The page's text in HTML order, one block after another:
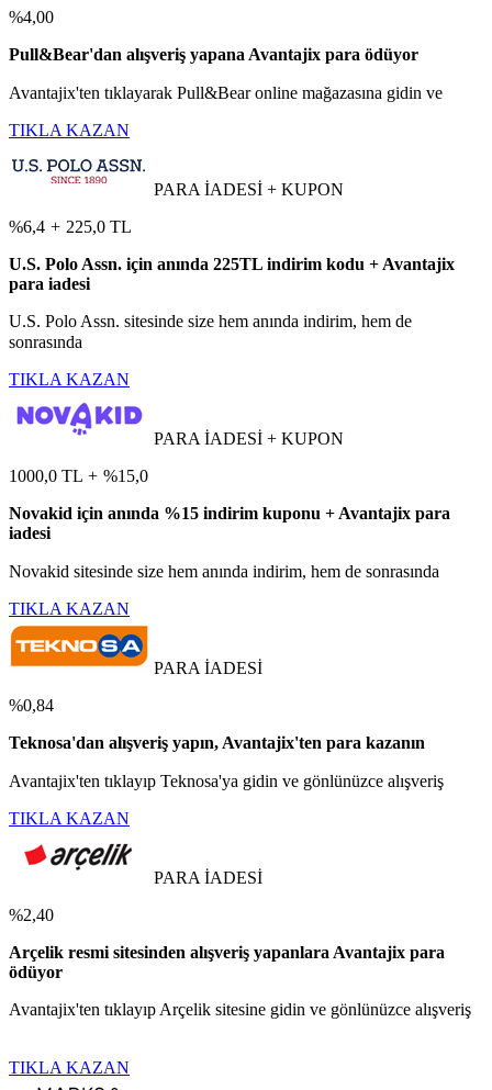
%4,00
Pull&Bear'dan alışveriş yapana Avantajix para ödüyor
Avantajix'ten tıklayarak Pull&Bear online mağazasına gidin ve
TIKLA KAZAN
PARA İADESİ + KUPON
%6,4 + 225,0 TL
U.S. Polo Assn. için anında 225TL indirim kodu + Avantajix
para iadesi
U.S. Polo Assn. sitesinde size hem anında indirim, hem de
sonrasında
TIKLA KAZAN
PARA İADESİ + KUPON
1000,0 TL + %15,0
Novakid için anında %15 indirim kuponu + Avantajix para
iadesi
Novakid sitesinde size hem anında indirim, hem de sonrasında
TIKLA KAZAN
PARA İADESİ
%0,84
Teknosa'dan alışveriş yapın, Avantajix'ten para kazanın
Avantajix'ten tıklayıp Teknosa'ya gidin ve gönlünüzce alışveriş
TIKLA KAZAN
PARA İADESİ
%2,40
Arçelik resmi sitesinden alışveriş yapanlara Avantajix para
ödüyor
Avantajix'ten tıklayıp Arçelik sitesine gidin ve gönlünüzce alışveriş
TIKLA KAZAN